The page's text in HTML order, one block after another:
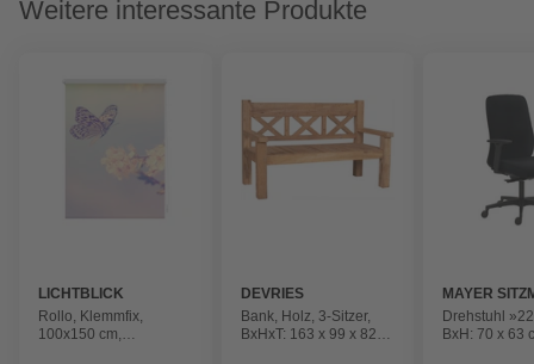
Weitere interessante Produkte
LICHTBLICK
Rollo, ‎‎Klemmfix,
100x150 cm‎‎,
DEVRIES
Bank, Holz, 3-Sitzer,
BxHxT: 163 x 99 x 82
MAYER
Drehstuhl
BxH: 70 x 63